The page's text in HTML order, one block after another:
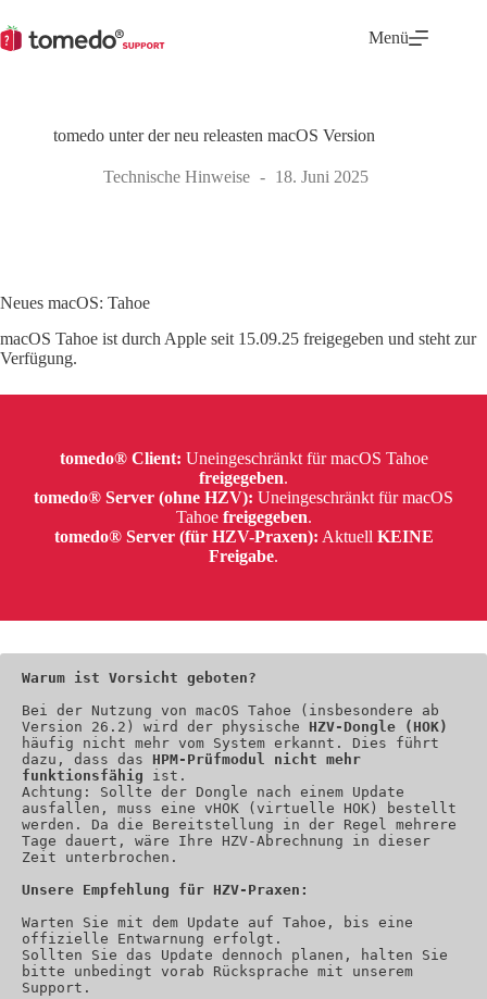
Inhalt
springen
Menü
tomedo unter der neu releasten macOS Version
Technische Hinweise 18. Juni 2025
Neues macOS: Tahoe
macOS Tahoe ist durch Apple seit 15.09.25 freigegeben und steht zur
Verfügung.
tomedo® Client: Uneingeschränkt für macOS Tahoe
freigegeben.
tomedo® Server (ohne HZV): Uneingeschränkt für macOS
Tahoe freigegeben.
tomedo® Server (für HZV-Praxen): Aktuell KEINE
Freigabe.
Warum ist Vorsicht geboten?
Bei der Nutzung von macOS Tahoe (insbesondere ab
Version 26.2) wird der physische HZV-Dongle (HOK)
häufig nicht mehr vom System erkannt. Dies führt
dazu, dass das HPM-Prüfmodul nicht mehr
funktionsfähig ist.
Achtung: Sollte der Dongle nach einem Update
ausfallen, muss eine vHOK (virtuelle HOK) bestellt
werden. Da die Bereitstellung in der Regel mehrere
Tage dauert, wäre Ihre HZV-Abrechnung in dieser
Zeit unterbrochen.
Unsere Empfehlung für HZV-Praxen:
Warten Sie mit dem Update auf Tahoe, bis eine
offizielle Entwarnung erfolgt.
Sollten Sie das Update dennoch planen, halten Sie
bitte unbedingt vorab Rücksprache mit unserem
Support.